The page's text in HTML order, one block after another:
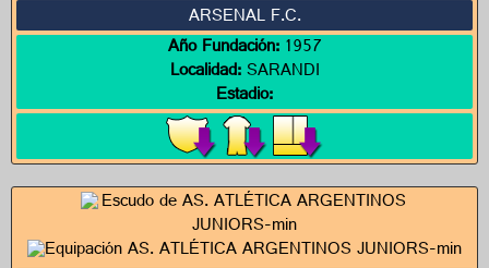
ARSENAL F.C.
Año Fundación:1957
Localidad:SARANDI
Estadio: